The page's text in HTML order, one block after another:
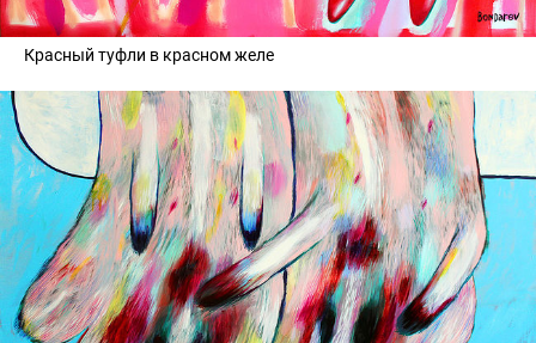
Красный туфли в красном желе